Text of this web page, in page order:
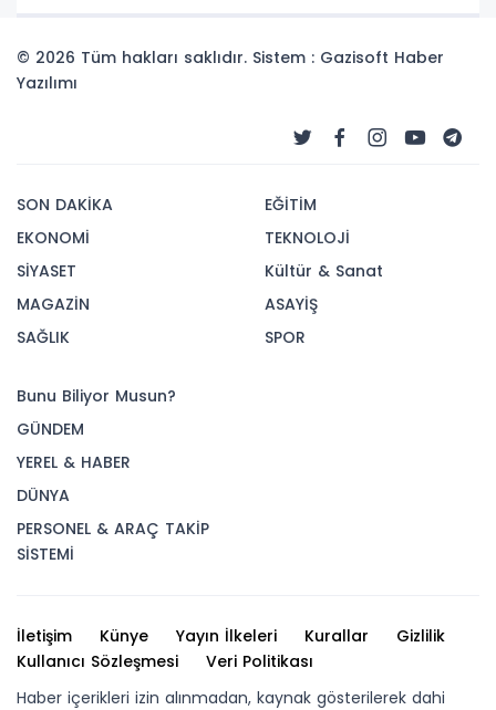
© 2026 Tüm hakları saklıdır. Sistem : Gazisoft Haber
Yazılımı
SON DAKİKA
EKONOMİ
SİYASET
MAGAZİN
SAĞLIK
EĞİTİM
TEKNOLOJİ
Kültür & Sanat
ASAYİŞ
SPOR
Bunu Biliyor Musun?
GÜNDEM
YEREL & HABER
DÜNYA
PERSONEL & ARAÇ TAKİP
SİSTEMİ
İletişim Künye Yayın İlkeleri Kurallar
Gizlilik
Kullanıcı Sözleşmesi
Veri Politikası
Haber içerikleri izin alınmadan, kaynak gösterilerek dahi